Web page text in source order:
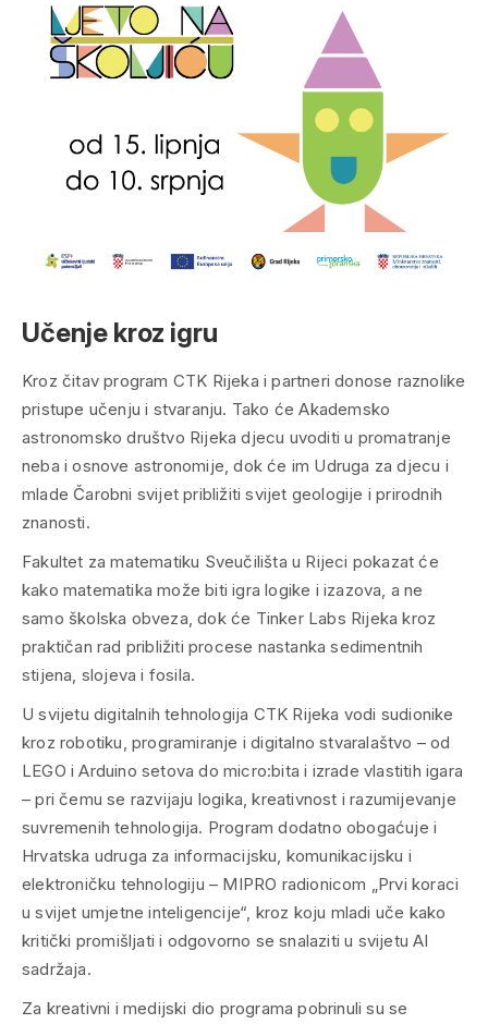
Učenje kroz igru
Kroz čitav program CTK Rijeka i partneri donose raznolike
pristupe učenju i stvaranju. Tako će Akademsko
astronomsko društvo Rijeka djecu uvoditi u promatranje
neba i osnove astronomije, dok će im Udruga za djecu i
mlade Čarobni svijet približiti svijet geologije i prirodnih
znanosti.
Fakultet za matematiku Sveučilišta u Rijeci pokazat će
kako matematika može biti igra logike i izazova, a ne
samo školska obveza, dok će Tinker Labs Rijeka kroz
praktičan rad približiti procese nastanka sedimentnih
stijena, slojeva i fosila.
U svijetu digitalnih tehnologija CTK Rijeka vodi sudionike
kroz robotiku, programiranje i digitalno stvaralaštvo – od
LEGO i Arduino setova do micro:bita i izrade vlastitih igara
– pri čemu se razvijaju logika, kreativnost i razumijevanje
suvremenih tehnologija. Program dodatno obogaćuje i
Hrvatska udruga za informacijsku, komunikacijsku i
elektroničku tehnologiju – MIPRO radionicom „Prvi koraci
u svijet umjetne inteligencije“, kroz koju mladi uče kako
kritički promišljati i odgovorno se snalaziti u svijetu AI
sadržaja.
Za kreativni i medijski dio programa pobrinuli su se